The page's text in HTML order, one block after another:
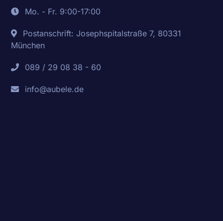
Mo. - Fr. 9:00-17:00
Postanschrift: Josephspitalstraße 7, 80331
München
089 / 29 08 38 - 60
info@aubele.de